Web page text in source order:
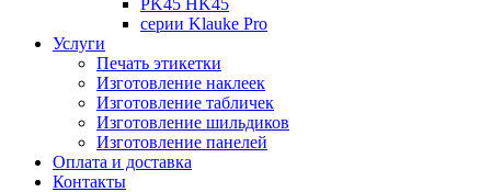
PK45 HK45
серии Klauke Pro
Услуги
Печать этикетки
Изготовление наклеек
Изготовление табличек
Изготовление шильдиков
Изготовление панелей
Оплата и доставка
Контакты